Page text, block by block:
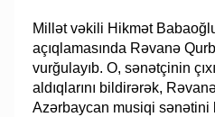
Millət vəkili Hikmət
açıqlamasında Rəvanə
vurğulayıb. O, sənətçinin
aldıqlarını bildirərək,
Azərbaycan musiqi sənətini